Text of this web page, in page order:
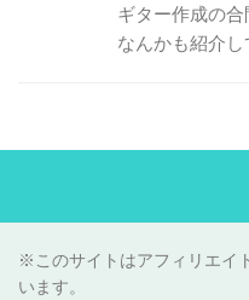
ギター作成の
なんかも紹介し
※このサイトはアフィリエイ
います。